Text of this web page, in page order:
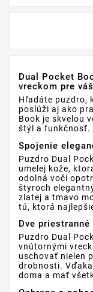
Dual Pocket
vreckom pre
Hľadáte puzdro,
poslúži aj ako
Book je skvelou
štýl a funkčnosť.
Spojenie
Puzdro Dual
umelej kože,
odolná voči
štyroch
zlatej a tmavo
tú, ktorá
Dve
Puzdro Dual
vnútornými
uschovať nielen
drobnosti.
doma a mať